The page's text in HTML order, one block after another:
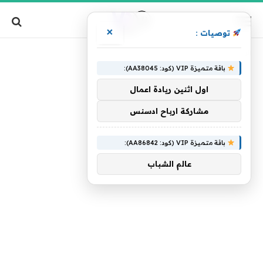
توصيات : ×
باقة متميزة VIP (كود: AA38045):
اول اثنين ريادة اعمال
مشاركة ارباح ادسنس
باقة متميزة VIP (كود: AA86842):
عالم الشباب